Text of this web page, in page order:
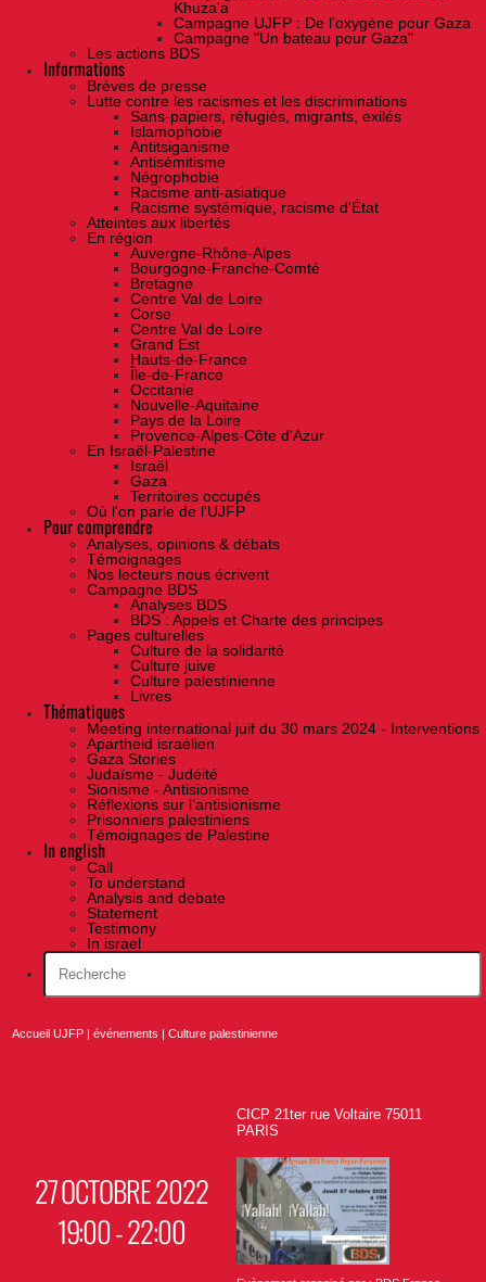
Khuza'a
Campagne UJFP : De l'oxygène pour Gaza
Campagne "Un bateau pour Gaza"
Les actions BDS
Informations
Brèves de presse
Lutte contre les racismes et les discriminations
Sans-papiers, réfugiés, migrants, exilés
Islamophobie
Antitsiganisme
Antisémitisme
Négrophobie
Racisme anti-asiatique
Racisme systémique, racisme d'État
Atteintes aux libertés
En région
Auvergne-Rhône-Alpes
Bourgogne-Franche-Comté
Bretagne
Centre Val de Loire
Corse
Centre Val de Loire
Grand Est
Hauts-de-France
Île-de-France
Occitanie
Nouvelle-Aquitaine
Pays de la Loire
Provence-Alpes-Côte d'Azur
En Israël-Palestine
Israël
Gaza
Territoires occupés
Où l'on parle de l'UJFP
Pour comprendre
Analyses, opinions & débats
Témoignages
Nos lecteurs nous écrivent
Campagne BDS
Analyses BDS
BDS : Appels et Charte des principes
Pages culturelles
Culture de la solidarité
Culture juive
Culture palestinienne
Livres
Thématiques
Meeting international juif du 30 mars 2024 - Interventions
Apartheid israélien
Gaza Stories
Judaïsme - Judéité
Sionisme - Antisionisme
Réflexions sur l’antisionisme
Prisonniers palestiniens
Témoignages de Palestine
In english
Call
To understand
Analysis and debate
Statement
Testimony
In israel
Accueil UJFP |événements |Culture palestinienne
27 OCTOBRE 2022
19:00 - 22:00
CICP 21ter rue Voltaire 75011
PARIS